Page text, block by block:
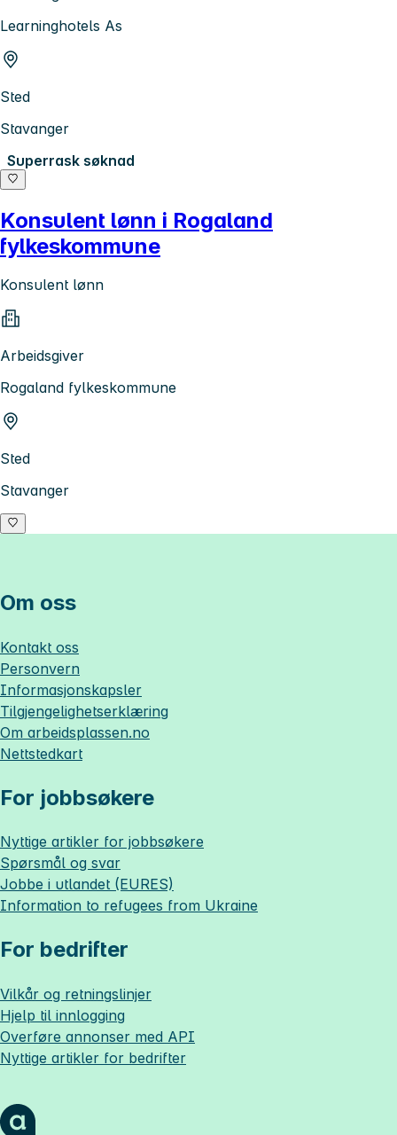
Learninghotels As
Sted
Stavanger
Superrask søknad
Konsulent lønn i Rogaland
fylkeskommune
Konsulent lønn
Arbeidsgiver
Rogaland fylkeskommune
Sted
Stavanger
Om oss
Kontakt oss
Personvern
Informasjonskapsler
Tilgjengelighetserklæring
Om arbeidsplassen.no
Nettstedkart
For jobbsøkere
Nyttige artikler for jobbsøkere
Spørsmål og svar
Jobbe i utlandet (EURES)
Information to refugees from Ukraine
For bedrifter
Vilkår og retningslinjer
Hjelp til innlogging
Overføre annonser med API
Nyttige artikler for bedrifter